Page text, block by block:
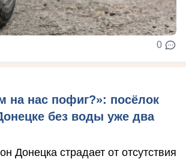
0
на нас пофиг?»: посёлок
без воды уже два
Донецка страдает от отсутствия